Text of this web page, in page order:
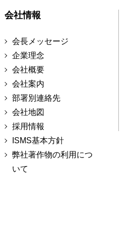
会社情報
会長メッセージ
企業理念
会社概要
会社案内
部署別連絡先
会社地図
採用情報
ISMS基本方針
弊社著作物の利用につ
いて